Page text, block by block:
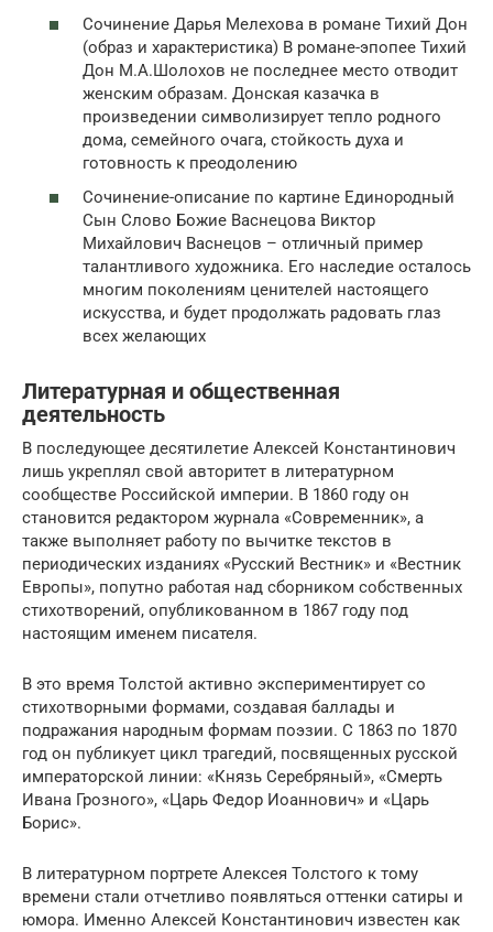
Сочинение Дарья Мелехова в романе Тихий Дон
(образ и характеристика) В романе-эпопее Тихий
Дон М.А.Шолохов не последнее место отводит
женским образам. Донская казачка в
произведении символизирует тепло родного
дома, семейного очага, стойкость духа и
готовность к преодолению
Сочинение-описание по картине Единородный
Сын Слово Божие Васнецова Виктор
Михайлович Васнецов – отличный пример
талантливого художника. Его наследие осталось
многим поколениям ценителей настоящего
искусства, и будет продолжать радовать глаз
всех желающих
Литературная и общественная
деятельность
В последующее десятилетие Алексей Константинович
лишь укреплял свой авторитет в литературном
сообществе Российской империи. В 1860 году он
становится редактором журнала «Современник», а
также выполняет работу по вычитке текстов в
периодических изданиях «Русский Вестник» и «Вестник
Европы», попутно работая над сборником собственных
стихотворений, опубликованном в 1867 году под
настоящим именем писателя.
В это время Толстой активно экспериментирует со
стихотворными формами, создавая баллады и
подражания народным формам поэзии. С 1863 по 1870
год он публикует цикл трагедий, посвященных русской
императорской линии: «Князь Серебряный», «Смерть
Ивана Грозного», «Царь Федор Иоаннович» и «Царь
Борис».
В литературном портрете Алексея Толстого к тому
времени стали отчетливо появляться оттенки сатиры и
юмора. Именно Алексей Константинович известен как